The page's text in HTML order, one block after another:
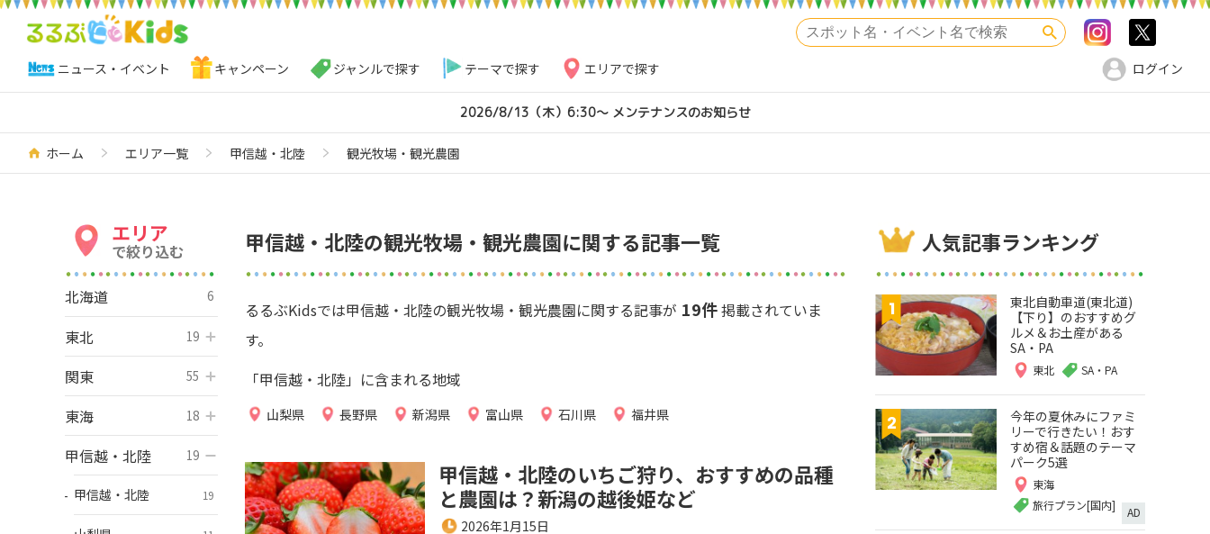
検索 Instagram
ニュース・イベント キャンペーン ジャンルで探す テーマで探す エリアで探す ログイン
2026/8/13（木）6:30～ メンテナンスのお知らせ
ホーム エリア一覧 甲信越・北陸 観光牧場・観光農園
エリア
で絞り込む
北海道 6
東北 19
開く
関東
55
東海
18
甲信越・北陸
19
甲信越・北陸 19
甲信越・北陸の観光牧場・観光農園に関する記事一覧
るるぶKidsでは甲信越・北陸の観光牧場・観光農園に関する記事が 19件掲載されていま
す。
「甲信越・北陸」に含まれる地域
山梨県 長野県 新潟県 富山県 石川県 福井県
甲信越・北陸のいちご狩り、おすすめの品種
と農園は？新潟の越後姫など
2026年1月15日
人気記事ランキング
東北自動車道(東北道)
【下り】のおすすめグ
ルメ＆お土産がある
SA・PA
東北 SA・PA
今年の夏休みにファミ
リーで行きたい！おす
すめ宿＆話題のテーマ
パーク5選
東海
旅行プラン[国内]
AD